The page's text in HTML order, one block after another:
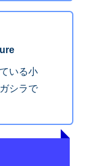
いる小
シラで